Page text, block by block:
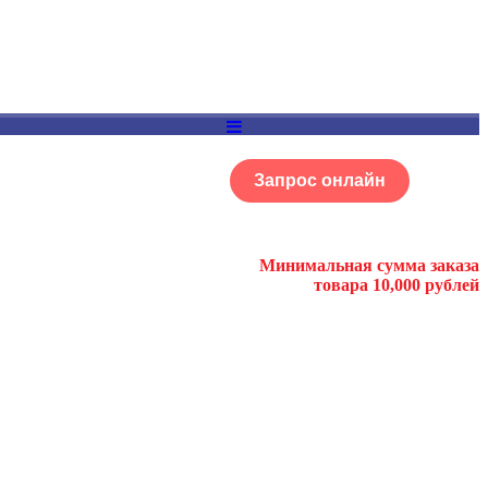
Запрос онлайн
Минимальная сумма заказа
товара 10,000 рублей